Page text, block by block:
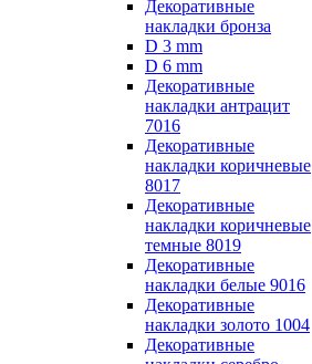
Декоративные
накладки бронза
D 3 mm
D 6 mm
Декоративные
накладки антрацит
7016
Декоративные
накладки коричневые
8017
Декоративные
накладки коричневые
темные 8019
Декоративные
накладки белые 9016
Декоративные
накладки золото 1004
Декоративные